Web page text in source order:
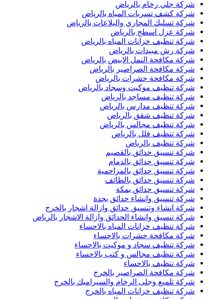
شركة جلي رخام بالرياض
شركة كشف تسربات المياه بالرياض
شركة تسليك المجاري والبلاعات بالرياض
شركة عزل اسطح بالرياض
شركة تنظيف خزانات المياه بالرياض
شركة رش مبيدات بالرياض
شركة مكافحة النمل الابيض بالرياض
شركة مكافحة الصراصير بالرياض
شركة مكافحة حشرات بالرياض
شركة تنظيف موكيت وسجاد بالرياض
شركة تنظيف مساجد بالرياض
شركة تنظيف مدارس بالرياض
شركة تنظيف شقق بالرياض
شركة تنظيف مجالس بالرياض
شركة تنظيف فلل بالرياض
شركة تنظيف بالرياض
شركة تنسيق حدائق بالقصيم
شركة تنسيق حدائق بالدمام
شركة تنسيق حدائق بالمزاحمية
شركة تنسيق حدائق بالطائف
شركة تنسيق حدائق بمكة
شركة تنسيق وانشاء حدائق بجدة
شركة انشاء وتنسيق حدائق وازالة اشجار بالخرج
شركة تنسيق وانشاء الحدائق وازالة الاشجار بالرياض
شركة تنظيف خزانات المياه بالاحساء
شركة مكافحة حشرات بالاحساء
شركة تنظيف سجاد و موكيت بالاحساء
شركة تنظيف مجالس و كنب بالاحساء
شركة تنظيف بالاحساء
شركة مكافحة الصراصير بالخرج
شركة تلميع وجلى الرخام والسيراميك بالخرج
شركة تنظيف خزانات المياه بالخرج